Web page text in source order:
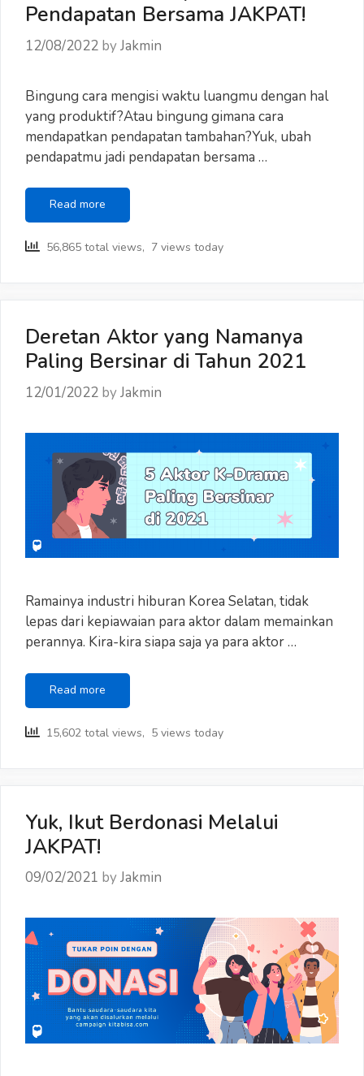
Pendapatan Bersama JAKPAT!
12/08/2022 byJakmin
Bingung cara mengisi waktu luangmu dengan hal
yang produktif?Atau bingung gimana cara
mendapatkan pendapatan tambahan?Yuk, ubah
pendapatmu jadi pendapatan bersama …
Read more
Ubah
Jadi
56,865 total views, 7 views today
Deretan Aktor yang Namanya
Paling Bersinar di Tahun 2021
12/01/2022 byJakmin
Ramainya industri hiburan Korea Selatan, tidak
lepas dari kepiawaian para aktor dalam memainkan
perannya. Kira-kira siapa saja ya para aktor …
Read more
Aktor
Namanya
2021
15,602 total views, 5 views today
Yuk, Ikut Berdonasi Melalui
JAKPAT!
09/02/2021 byJakmin